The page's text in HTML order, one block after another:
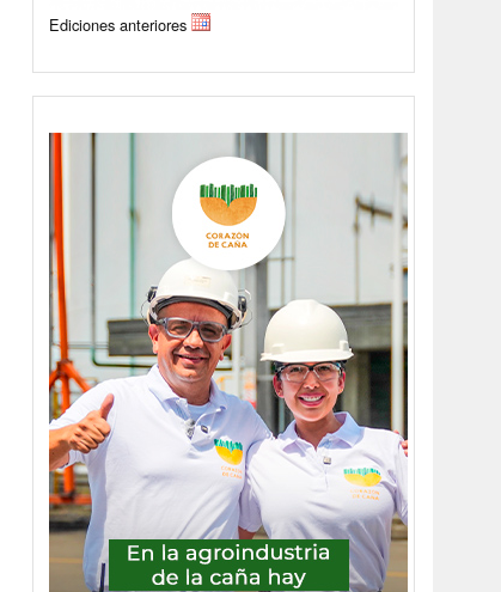
Ediciones anteriores